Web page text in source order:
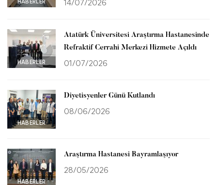
14/07/2026
HABERLER
Atatürk Üniversitesi Araştırma Hastanesinde
Refraktif Cerrahi Merkezi Hizmete Açıldı
01/07/2026
HABERLER
Diyetisyenler Günü Kutlandı
08/06/2026
HABERLER
Araştırma Hastanesi Bayramlaşıyor
28/05/2026